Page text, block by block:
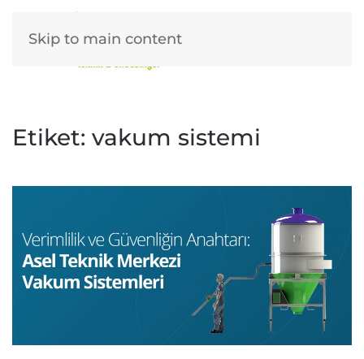
Skip to main content
Etiket: vakum sistemi